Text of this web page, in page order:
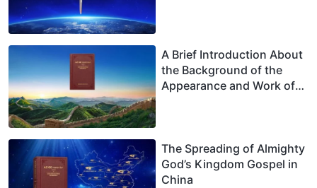
A Brief Introduction About
the Background of the
Appearance and Work of
The Spreading of Almighty
God’s Kingdom Gospel in
China